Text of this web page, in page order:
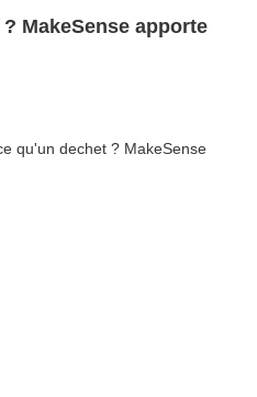
MakeSense apporte